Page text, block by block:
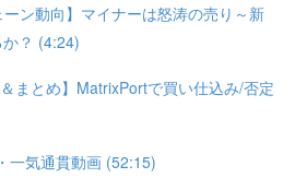
ン動向】マイナーは怒涛の売り～新
？ (4:24)
まとめ】MatrixPortで買い仕込み/否定
一気通貫動画 (52:15)